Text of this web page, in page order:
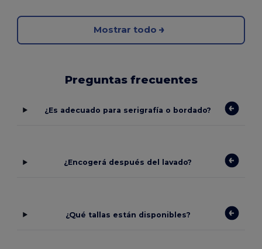
Mostrar todo
Preguntas frecuentes
¿Es adecuado para serigrafía o bordado?
¿Encogerá después del lavado?
¿Qué tallas están disponibles?